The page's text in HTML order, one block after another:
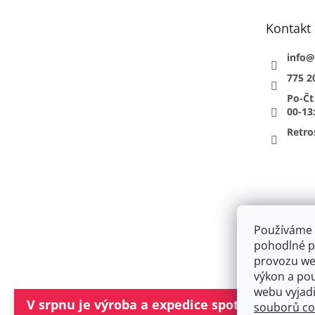
pohodlné
provozu
výkon a
webu
souborů
V srpnu je výroba a expedice spotřebičů Lofra
Kontakt
info@
775
Po-
00-
Obchodní